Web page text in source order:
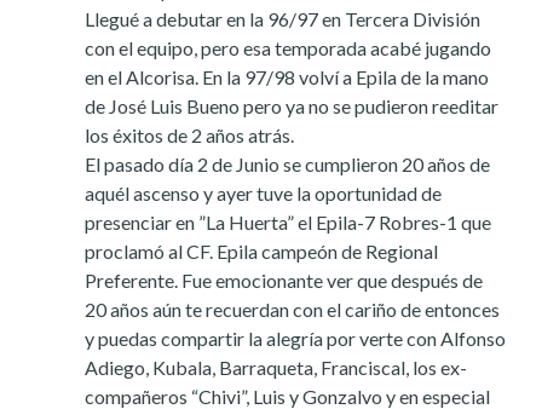
Llegué a debutar en la 96/97 en Tercera División
con el equipo, pero esa temporada acabé jugando
en el Alcorisa. En la 97/98 volví a Epila de la mano
de José Luis Bueno pero ya no se pudieron reeditar
los éxitos de 2 años atrás.
El pasado día 2 de Junio se cumplieron 20 años de
aquél ascenso y ayer tuve la oportunidad de
presenciar en ”La Huerta” el Epila-7 Robres-1 que
proclamó al CF. Epila campeón de Regional
Preferente. Fue emocionante ver que después de
20 años aún te recuerdan con el cariño de entonces
y puedas compartir la alegría por verte con Alfonso
Adiego, Kubala, Barraqueta, Franciscal, los ex-
compañeros “Chivi”, Luis y Gonzalvo y en especial